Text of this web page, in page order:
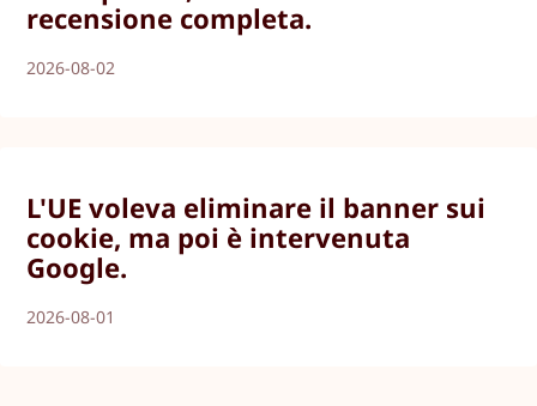
recensione completa.
2026-08-02
L'UE voleva eliminare il banner sui
cookie, ma poi è intervenuta
Google.
2026-08-01